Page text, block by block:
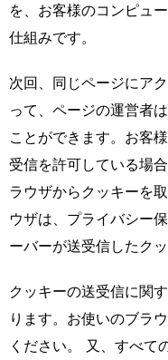
を、お客様のコンピュ
仕組みです。
次回、同じページにア
って、ページの運営者
ことができます。お客
受信を許可している場
ラウザからクッキーを
ウザは、プライバシー
ーバーが送受信したク
クッキーの送受信に関
ります。お使いのブラ
ください。 又、すべて